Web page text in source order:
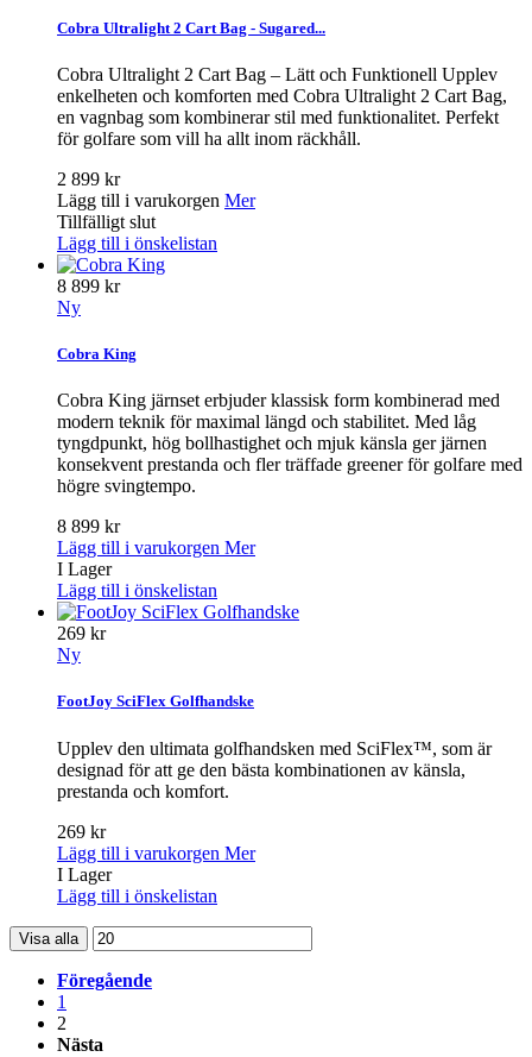
Cobra Ultralight 2 Cart Bag - Sugared...
Cobra Ultralight 2 Cart Bag – Lätt och Funktionell Upplev
enkelheten och komforten med Cobra Ultralight 2 Cart Bag,
en vagnbag som kombinerar stil med funktionalitet. Perfekt
för golfare som vill ha allt inom räckhåll.
2 899 kr
Lägg till i varukorgen Mer
Tillfälligt slut
Lägg till i önskelistan
8 899 kr
Ny
Cobra King
Cobra King järnset erbjuder klassisk form kombinerad med
modern teknik för maximal längd och stabilitet. Med låg
tyngdpunkt, hög bollhastighet och mjuk känsla ger järnen
konsekvent prestanda och fler träffade greener för golfare med
högre svingtempo.
8 899 kr
Lägg till i varukorgen Mer
I Lager
Lägg till i önskelistan
269 kr
Ny
FootJoy SciFlex Golfhandske
Upplev den ultimata golfhandsken med SciFlex™, som är
designad för att ge den bästa kombinationen av känsla,
prestanda och komfort.
269 kr
Lägg till i varukorgen Mer
I Lager
Lägg till i önskelistan
Visa alla
Föregående
1
2
Nästa